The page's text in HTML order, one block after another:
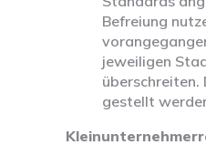
Befreiung
jeweiligen
gestellt